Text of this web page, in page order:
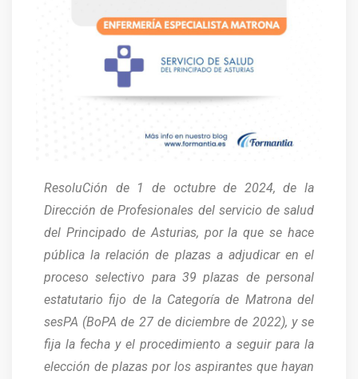
ResoluCión de 1 de octubre de 2024, de la
Dirección de Profesionales del servicio de salud
del Principado de Asturias, por la que se hace
pública la relación de plazas a adjudicar en el
proceso selectivo para 39 plazas de personal
estatutario fijo de la Categoría de Matrona del
sesPA (BoPA de 27 de diciembre de 2022), y se
fija la fecha y el procedimiento a seguir para la
elección de plazas por los aspirantes que hayan